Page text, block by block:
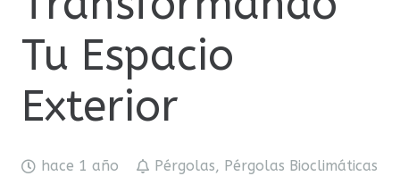
Tu Espacio
Exterior
hace 1 año Pérgolas, Pérgolas Bioclimáticas